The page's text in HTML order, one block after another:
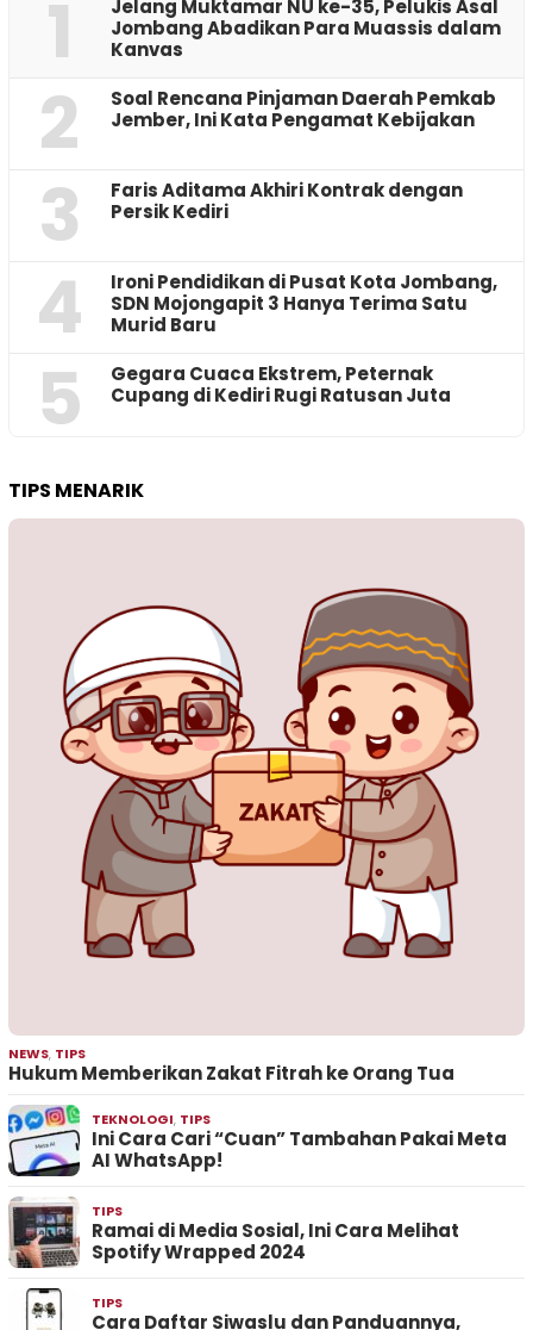
1
Jelang Muktamar NU ke-35, Pelukis Asal
Jombang Abadikan Para Muassis dalam
Kanvas
2
‎Soal Rencana Pinjaman Daerah Pemkab
Jember, Ini Kata Pengamat Kebijakan ‎
3
Faris Aditama Akhiri Kontrak dengan
Persik Kediri
4
Ironi Pendidikan di Pusat Kota Jombang,
SDN Mojongapit 3 Hanya Terima Satu
Murid Baru
5
‎Gegara Cuaca Ekstrem, Peternak
Cupang di Kediri Rugi Ratusan Juta
TIPS MENARIK
NEWS, TIPS
Hukum Memberikan Zakat Fitrah ke Orang Tua
TEKNOLOGI, TIPS
Ini Cara Cari “Cuan” Tambahan Pakai Meta
AI WhatsApp!
TIPS
Ramai di Media Sosial, Ini Cara Melihat
Spotify Wrapped 2024
TIPS
Cara Daftar Siwaslu dan Panduannya,